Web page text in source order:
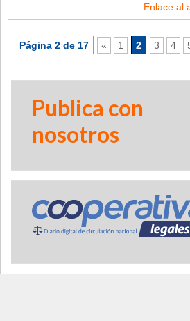
Enlace al
Página 2 de 17 « 1 2 3 4
Publica con
nosotros